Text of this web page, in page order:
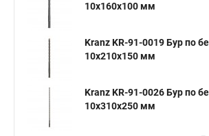
10x160x100 мм
Kranz KR-91-0019 Бур по
10x210x150 мм
Kranz KR-91-0026 Бур по
10x310x250 мм